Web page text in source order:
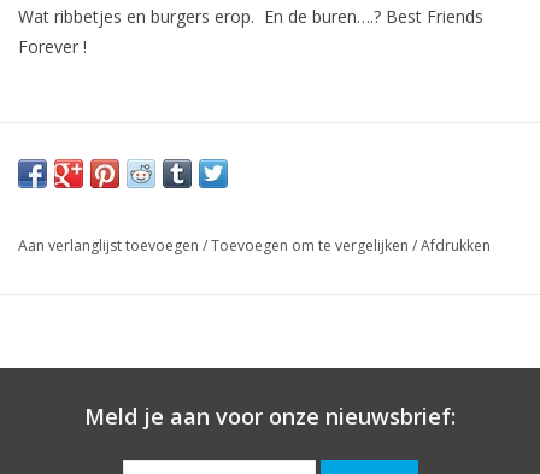
Wat ribbetjes en burgers erop. En de buren….? Best Friends
Forever !
Aan verlanglijst toevoegen /Toevoegen om te vergelijken /Afdrukken
Meld je aan voor onze nieuwsbrief: